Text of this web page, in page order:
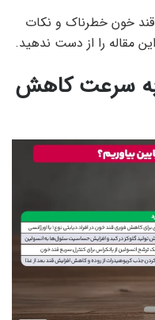
قند خون خطرناک و نکات
مقاله را از دست ندهید.
سرعت کاهش